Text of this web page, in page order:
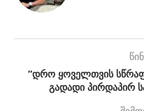
“დრო ყოველთვის
გადადი პირდაპირ